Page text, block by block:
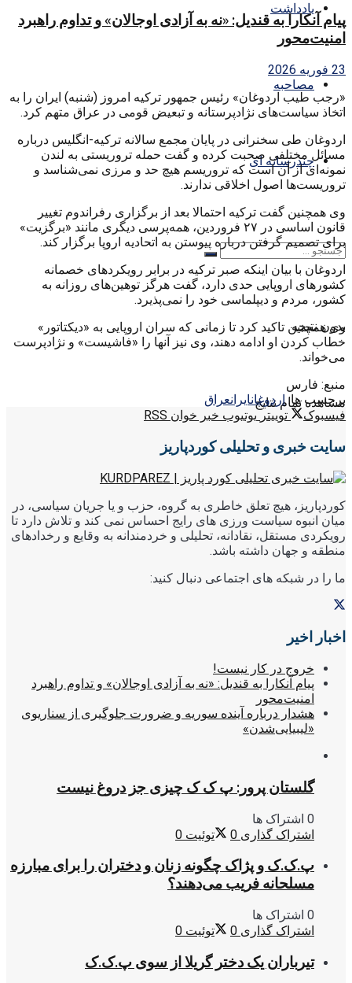
یادداشت
مصاحبه
چندرسانه ای
بدون نتیجه
مشاهده تمام نتایج
پیام آنکارا به قندیل: «نه به آزادی اوجالان» و تداوم راهبرد
امنیت‌محور
23 فوریه 2026
«رجب طیب اردوغان» رئیس جمهور ترکیه امروز (شنبه) ایران را به
اتخاذ سیاست‌های نژادپرستانه و تبعیض قومی در عراق متهم کرد.
اردوغان طی سخنرانی در پایان مجمع سالانه ترکیه-انگلیس درباره
مسائل مختلفی صحبت کرده و گفت حمله تروریستی به لندن
نمونه‌ای از آن است که تروریسم هیچ حد و مرزی نمی‌شناسد و
تروریست‌ها اصول اخلاقی ندارند.
وی همچنین گفت ترکیه احتمالا بعد از برگزاری رفراندوم تغییر
قانون اساسی در ۲۷ فروردین، همه‌پرسی دیگری مانند «برگزیت»
برای تصمیم گرفتن درباره پیوستن به اتحادیه اروپا برگزار کند.
اردوغان با بیان اینکه صبر ترکیه در برابر رویکردهای خصمانه
کشورهای اروپایی حدی دارد، گفت هرگز توهین‌های روزانه به
کشور، مردم و دیپلماسی خود را نمی‌پذیرد.
وی همچنین تاکید کرد تا زمانی که سران اروپایی به «دیکتاتور»
خطاب کردن او ادامه دهند، وی نیز آنها را «فاشیست» و نژادپرست
می‌خواند.
منبع: فارس
برچسب ها: اردوغانایرانعراق
فیسبوک
توییتر یوتیوب خبر خوان RSS
سایت خبری و تحلیلی کوردپاریز
کوردپاریز، هیچ تعلق خاطری به گروه، حزب و یا جریان سیاسی، در
میان انبوه سیاست ورزی های رایج احساس نمی کند و تلاش دارد تا
رویکردی مستقل، نقادانه، تحلیلی و خردمندانه به وقایع و رخدادهای
منطقه و جهان داشته باشد.
ما را در شبکه های اجتماعی دنبال کنید:
اخبار اخیر
خروج در کار نیست!
پیام آنکارا به قندیل: «نه به آزادی اوجالان» و تداوم راهبرد
امنیت‌محور
هشدار درباره آینده سوریه و ضرورت جلوگیری از سناریوی
«لیبیایی‌شدن»
گلستان پرور: پ ک ک چیزی جز دروغ نیست
0 اشتراک ها
اشتراک گذاری 0 توئیت 0
پ.ک.ک و پژاک چگونه زنان و دختران را برای مبارزه
مسلحانه فریب می‌دهند؟
0 اشتراک ها
اشتراک گذاری 0 توئیت 0
تیرباران یک دختر گریلا از سوی پ.ک.ک